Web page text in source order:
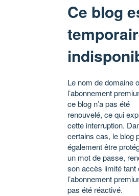
Ce blog
Le nom de domaine
l’abonnement
ce blog n’a pas été
renouvelé, ce qui
cette interruption.
certains cas, le blog
également être
un mot de passe,
son accès limité tant
l’abonnement
pas été réactivé.